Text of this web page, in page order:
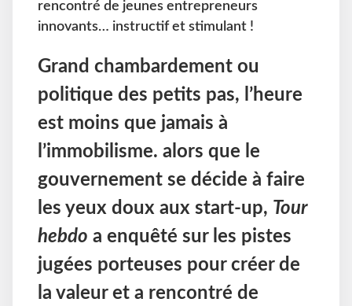
rencontré de jeunes entrepreneurs
innovants… instructif et stimulant !
Grand chambardement ou
politique des petits pas, l’heure
est moins que jamais à
l’immobilisme. alors que le
gouvernement se décide à faire
les yeux doux aux start-up, Tour
hebdo a enquêté sur les pistes
jugées porteuses pour créer de
la valeur et a rencontré de